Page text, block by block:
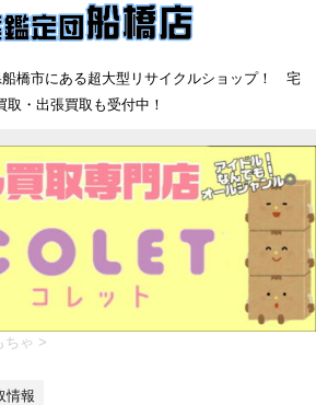
橋市にある超大型リサイクルショップ！ 宅
取・出張買取も受付中！
ちゃ >
情報